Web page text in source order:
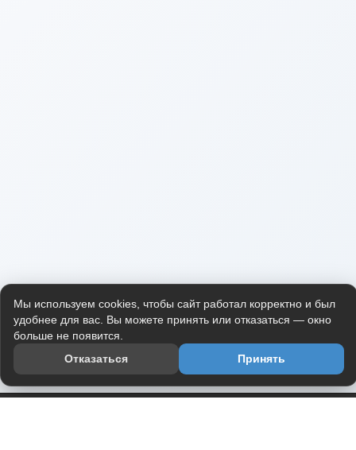
Мы используем cookies, чтобы сайт работал корректно и был
удобнее для вас. Вы можете принять или отказаться — окно
больше не появится.
Отказаться
Принять